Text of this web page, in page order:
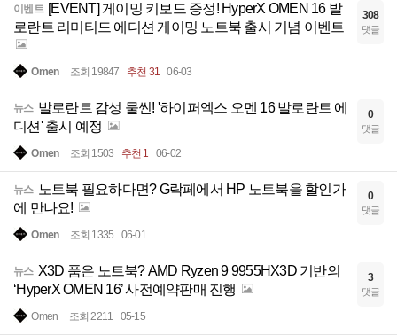
이벤트 [EVENT] 게이밍 키보드 증정! HyperX OMEN 16 발
로란트 리미티드 에디션 게이밍 노트북 출시 기념 이벤트
Omen 조회 19847 추천 31 06-03
308
댓글
뉴스 발로란트 감성 물씬! '하이퍼엑스 오멘 16 발로란트 에
디션' 출시 예정
Omen 조회 1503 추천 1 06-02
0
댓글
뉴스 노트북 필요하다면? G락페에서 HP 노트북을 할인가
에 만나요!
Omen 조회 1335 06-01
0
댓글
뉴스 X3D 품은 노트북? AMD Ryzen 9 9955HX3D 기반의
‘HyperX OMEN 16’ 사전예약판매 진행
Omen 조회 2211 05-15
3
댓글